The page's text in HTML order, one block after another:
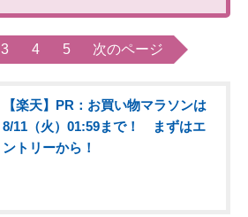
3 4 5 次のページ
【楽天】PR：お買い物マラソンは
8/11（火）01:59まで！ まずはエ
ントリーから！